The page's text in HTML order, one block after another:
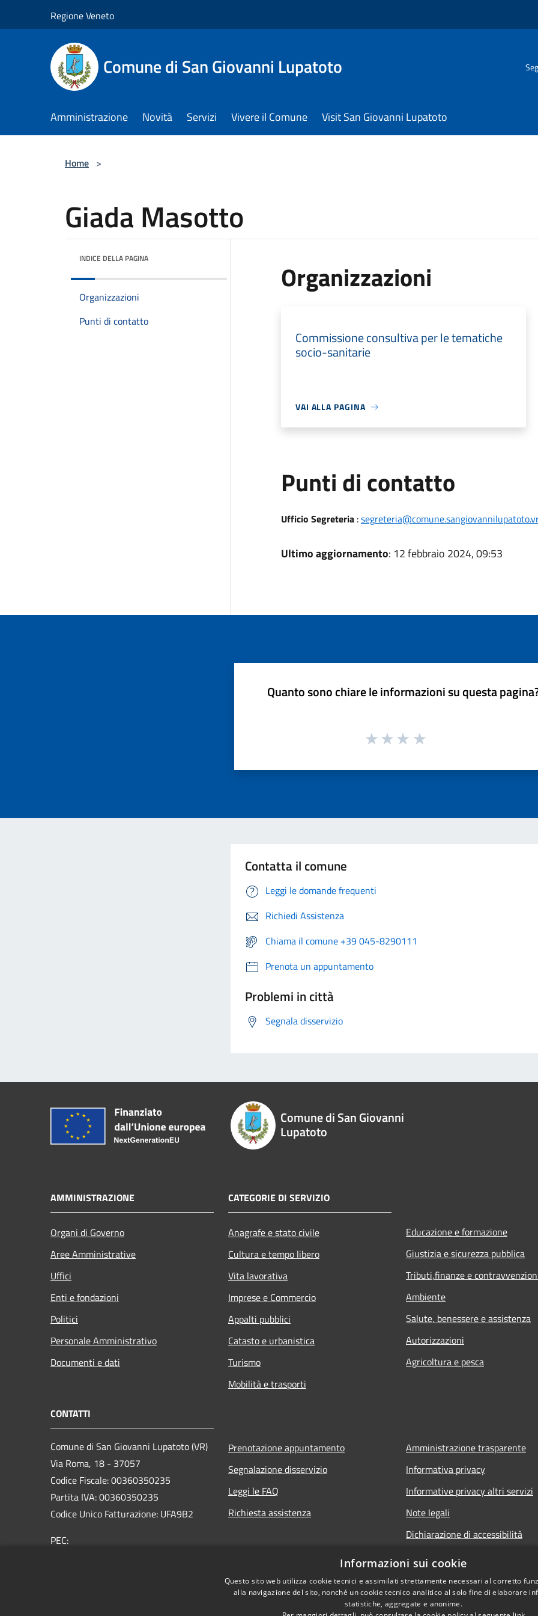
Regione Veneto
Comune di San Giovanni Lupatoto
Amministrazione Novità Servizi Vivere il Comune Visit San Giovanni Lupatoto
Home >
Giada Masotto
INDICE DELLA PAGINA
Organizzazioni
Punti di contatto
Organizzazioni
Commissione consultiva per le tematiche
socio-sanitarie
VAI ALLA PAGINA
Punti di contatto
Ufficio Segreteria:
Ultimo aggiornamento: 12 febbraio 2024, 09:53
Quanto sono chiare le informazioni su questa
Contatta il comune
Leggi le domande frequenti
Richiedi Assistenza
Chiama il comune +39 045-8290111
Prenota un appuntamento
Problemi in città
Segnala disservizio
Comune di San Giovanni
Lupatoto
AMMINISTRAZIONE
Organi di Governo
Aree Amministrative
Uffici
Enti e fondazioni
Politici
Personale Amministrativo
Documenti e dati
CATEGORIE DI SERVIZIO
Anagrafe e stato civile
Cultura e tempo libero
Vita lavorativa
Imprese e Commercio
Appalti pubblici
Catasto e urbanistica
Turismo
Mobilità e trasporti
Educazione e formazione
Giustizia e sicurezza pubblica
Tributi,finanze e
Ambiente
Salute, benessere e assistenza
Autorizzazioni
Agricoltura e pesca
CONTATTI
Comune di San Giovanni Lupatoto (VR)
Via Roma, 18 - 37057
Codice Fiscale: 00360350235
Partita IVA: 00360350235
Codice Unico Fatturazione: UFA9B2
PEC:
Prenotazione appuntamento
Segnalazione disservizio
Leggi le FAQ
Richiesta assistenza
Amministrazione trasparente
Informativa privacy
Informative privacy altri servizi
Note legali
Dichiarazione di accessibilità
Informazioni sui cookie
Questo sito web utilizza cookie tecnici e assimilati strettamente necessari al corretto
alla navigazione del sito, nonché un cookie tecnico analitico al solo fine di elaborare
statistiche, aggregate e anonime.